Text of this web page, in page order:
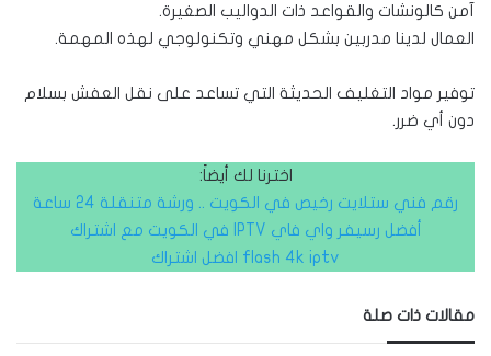
آمن كالونشات والقواعد ذات الدواليب الصغيرة.
العمال لدينا مدربين بشكل مهني وتكنولوجي لهذه المهمة.
توفير مواد التغليف الحديثة التي تساعد على نقل العفش بسلام
دون أي ضرر.
اخترنا لك أيضاً:
رقم فني ستلايت رخيص في الكويت .. ورشة متنقلة 24 ساعة
أفضل رسيفر واي فاي IPTV في الكويت مع اشتراك
flash 4k iptv افضل اشتراك
مقالات ذات صلة